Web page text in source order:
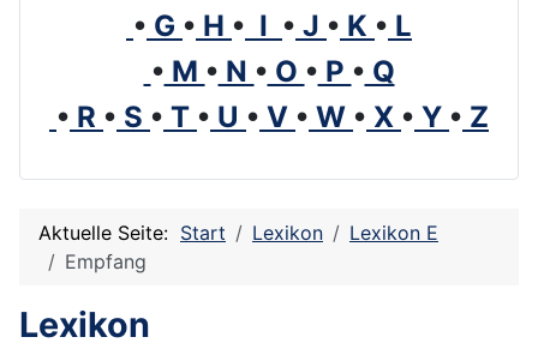
• G • H • I • J • K • L
• M • N • O • P • Q
• R • S • T • U • V • W • X • Y • Z
Aktuelle Seite: Start Lexikon
Lexikon E
Empfang
Lexikon